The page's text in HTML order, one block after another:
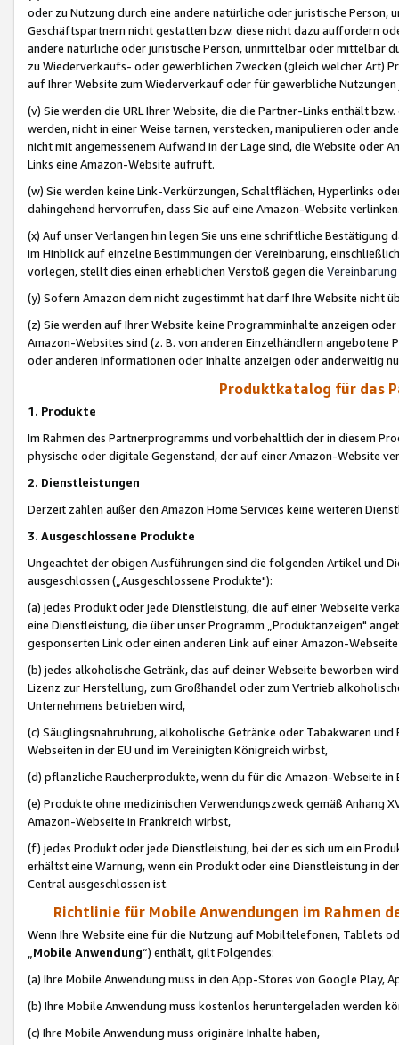
oder zu Nutzung durch eine andere natürliche oder juristische
Geschäftspartnern nicht gestatten bzw. diese nicht dazu auffordern
andere natürliche oder juristische Person, unmittelbar oder mittelbar
zu Wiederverkaufs- oder gewerblichen Zwecken (gleich welcher Art)
auf Ihrer Website zum Wiederverkauf oder für gewerbliche
(v) Sie werden die URL Ihrer Website, die die Partner-Links enthält
werden, nicht in einer Weise tarnen, verstecken, manipulieren oder
nicht mit angemessenem Aufwand in der Lage sind, die Website oder
Links eine Amazon-Website aufruft.
(w) Sie werden keine Link-Verkürzungen, Schaltflächen, Hyperlinks
dahingehend hervorrufen, dass Sie auf eine Amazon-Website
(x) Auf unser Verlangen hin legen Sie uns eine schriftliche
im Hinblick auf einzelne Bestimmungen der Vereinbarung,
vorlegen, stellt dies einen erheblichen Verstoß gegen die Vereinbarung
(y) Sofern Amazon dem nicht zugestimmt hat darf Ihre Website nicht
(z) Sie werden auf Ihrer Website keine Programminhalte anzeigen
Amazon-Websites sind (z. B. von anderen Einzelhändlern
oder anderen Informationen oder Inhalte anzeigen oder anderweitig
Produktkatalog für das
1. Produkte
Im Rahmen des Partnerprogramms und vorbehaltlich der in diesem
physische oder digitale Gegenstand, der auf einer Amazon-Website
2. Dienstleistungen
Derzeit zählen außer den Amazon Home Services keine weiteren
3. Ausgeschlossene Produkte
Ungeachtet der obigen Ausführungen sind die folgenden Artikel und
ausgeschlossen („Ausgeschlossene Produkte"):
(a) jedes Produkt oder jede Dienstleistung, die auf einer Webseite
eine Dienstleistung, die über unser Programm „Produktanzeigen"
gesponserten Link oder einen anderen Link auf einer Amazon-
(b) jedes alkoholische Getränk, das auf deiner Webseite beworben
Lizenz zur Herstellung, zum Großhandel oder zum Vertrieb
Unternehmens betrieben wird,
(c) Säuglingsnahruhrung, alkoholische Getränke oder Tabakwaren
Webseiten in der EU und im Vereinigten Königreich wirbst,
(d) pflanzliche Raucherprodukte, wenn du für die Amazon-Webseite in
(e) Produkte ohne medizinischen Verwendungszweck gemäß Anhang
Amazon-Webseite in Frankreich wirbst,
(f) jedes Produkt oder jede Dienstleistung, bei der es sich um ein
erhältst eine Warnung, wenn ein Produkt oder eine Dienstleistung in
Central ausgeschlossen ist.
Richtlinie für Mobile Anwendungen im Rahmen
Wenn Ihre Website eine für die Nutzung auf Mobiltelefonen, Tablets
„Mobile Anwendung“) enthält, gilt Folgendes:
(a) Ihre Mobile Anwendung muss in den App-Stores von Google Play,
(b) Ihre Mobile Anwendung muss kostenlos heruntergeladen werden
(c) Ihre Mobile Anwendung muss originäre Inhalte haben,